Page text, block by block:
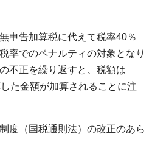
申告加算税に代えて税率40％
率でのペナルティの対象となり
不正を繰り返すと、税額は
た金額が加算されることに注
度（国税通則法）の改正のあら